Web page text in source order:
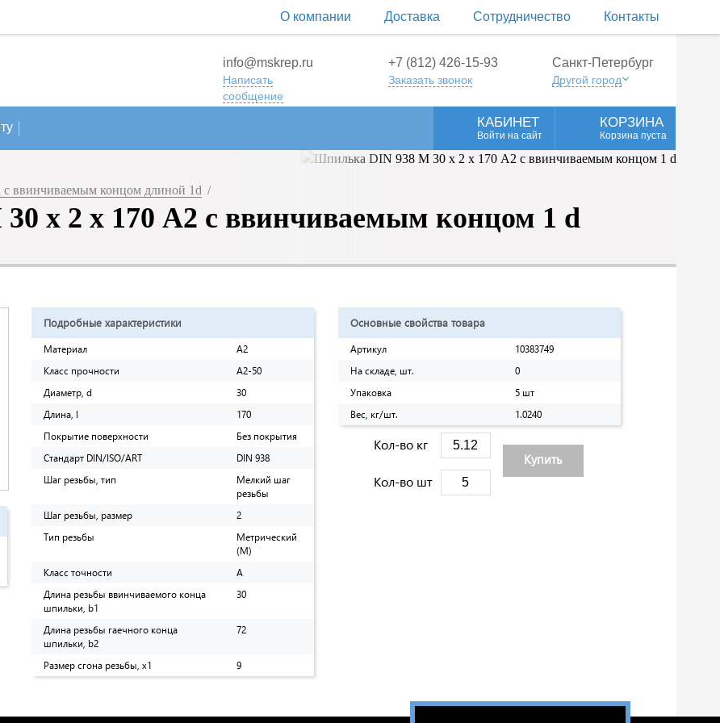
О компании Доставка Сотрудничество Контакты
info@mskrep.ru
Написать
сообщение
+7 (812) 426-15-93
Заказать звонок
Санкт-Петербург
Другой город
КАБИНЕТ
Войти на сайт
КОРЗИНА
Корзина пуста
ввинчиваемым концом длиной 1d /
х 2 х 170 A2 с ввинчиваемым концом 1 d
Подробные характеристики
Материал
A2
Класс прочности
A2-50
Диаметр, d
30
Длина, l
170
Покрытие поверхности
Без покрытия
Стандарт DIN/ISO/ART
DIN 938
Шаг резьбы, тип
Мелкий шаг
резьбы
Шаг резьбы, размер
2
Тип резьбы
Метрический
(M)
Класс точности
A
Длина резьбы ввинчиваемого конца
шпильки, b1
30
Длина резьбы гаечного конца
шпильки, b2
72
Размер сгона резьбы, х1 9
Основные свойства товара
Артикул
10383749
На складе, шт.
0
Упаковка
5 шт
Вес, кг/шт.
1.0240
Кол-во кг
Кол-во шт
Купить